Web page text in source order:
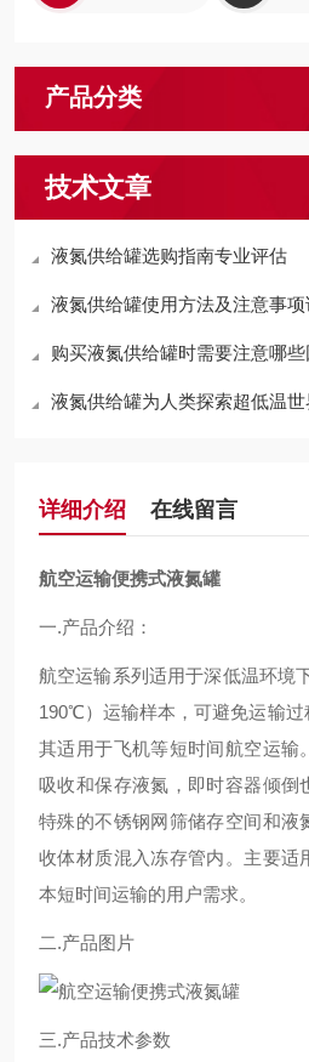
产品分类
技术文章
液氮供给罐选购指南专业评估
液氮供给罐使用方法及注意事
购买液氮供给罐时需要注意哪些
液氮供给罐为人类探索超低温世
详细介绍 在线留言
航空运输便携式液氮罐
一.产品介绍：
航空运输系列适用于深低温环境
190℃）运输样本，可避免运输
其适用于飞机等短时间航空运输
吸收和保存液氮，即时容器倾倒
特殊的不锈钢网筛储存空间和液
收体材质混入冻存管内。主要适
本短时间运输的用户需求。
二.产品图片
三.产品技术参数